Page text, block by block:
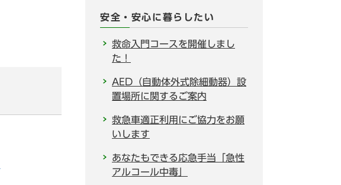
安全・安心に暮らしたい
救命入門コースを開催しまし
た！
AED（自動体外式除細動器）設
置場所に関するご案内
救急車適正利用にご協力をお願
いします
あなたもできる応急手当「急性
アルコール中毒」